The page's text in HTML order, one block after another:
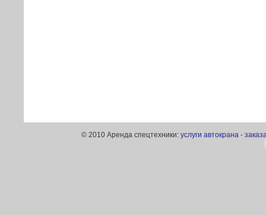
© 2010 Аренда спецтехники: услуги автокрана -